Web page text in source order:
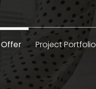
Offer Project Portfolio